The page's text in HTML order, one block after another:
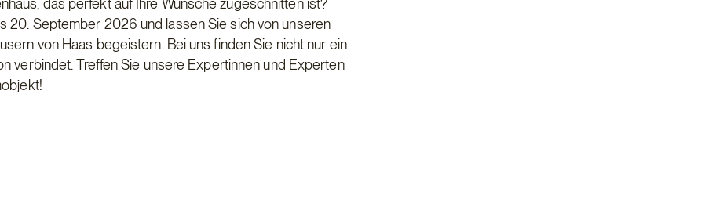
das perfekt auf Ihre Wünsche zugeschnitten ist?
20. September 2026 und lassen Sie sich von unseren
von Haas begeistern. Bei uns finden Sie nicht nur ein
verbindet. Treffen Sie unsere Expertinnen und Experten